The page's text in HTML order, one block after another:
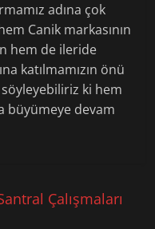
adına çok
Canik markasının
hem de ileride
katılmamızın önü
söyleyebiliriz ki hem
büyümeye devam
Çalışmaları